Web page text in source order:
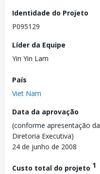
Identidade do Projeto
P095129
Líder da Equipe
Yin Yin Lam
País
Viet Nam
Data da aprovação
(conforme apresentação da
Diretoria Executiva)
24 de junho de 2008
Custo total do projeto 1